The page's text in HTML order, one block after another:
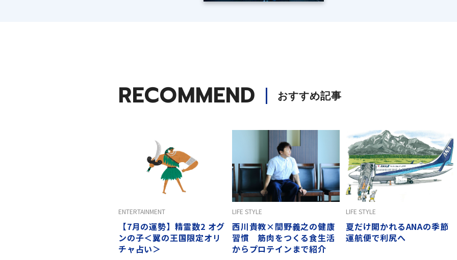
RECOMMEND おすすめ記事
【7月の運勢】精霊数2 オグ
ンの子＜翼の王国限定オリ
チャ占い＞
ENTERTAINMENT
西川貴教×間野義之の健康
習慣 筋肉をつくる食生活
からプロテインまで紹介
LIFE STYLE
夏だけ開かれるANAの季節
運航便で利尻へ
LIFE STYLE